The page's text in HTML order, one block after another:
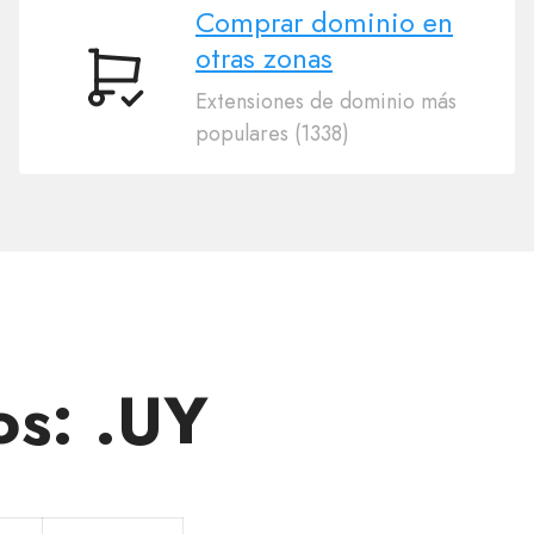
Comprar
Comprar dominio en
otras zonas
Extensiones de dominio más
populares (1338)
.UY